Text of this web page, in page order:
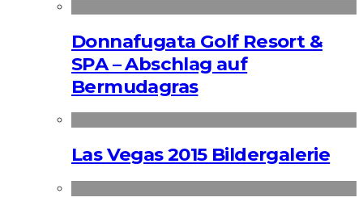
Donnafugata Golf Resort &
SPA – Abschlag auf
Bermudagras
Las Vegas 2015 Bildergalerie